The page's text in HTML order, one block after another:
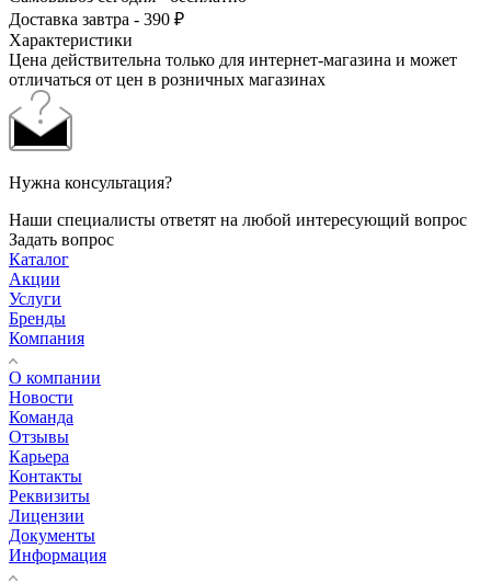
Доставка завтра - 390 ₽
Характеристики
Цена действительна только для интернет-магазина и может
отличаться от цен в розничных магазинах
Нужна консультация?
Наши специалисты ответят на любой интересующий вопрос
Задать вопрос
Каталог
Акции
Услуги
Бренды
Компания
О компании
Новости
Команда
Отзывы
Карьера
Контакты
Реквизиты
Лицензии
Документы
Информация